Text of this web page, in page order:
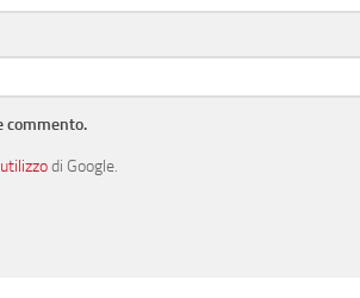
commento.
di Google.